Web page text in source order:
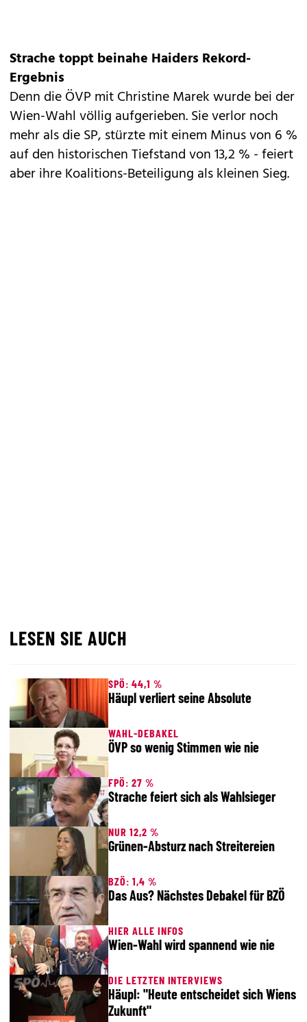
Strache toppt beinahe Haiders Rekord-
Ergebnis
Denn die ÖVP mit Christine Marek wurde bei der
Wien-Wahl völlig aufgerieben. Sie verlor noch
mehr als die SP, stürzte mit einem Minus von 6 %
auf den historischen Tiefstand von 13,2 % - feiert
aber ihre Koalitions-Beteiligung als kleinen Sieg.
LESEN SIE AUCH
SPÖ: 44,1 %
Häupl verliert seine Absolute
WAHL-DEBAKEL
ÖVP so wenig Stimmen wie nie
FPÖ: 27 %
Strache feiert sich als Wahlsieger
NUR 12,2 %
Grünen-Absturz nach Streitereien
BZÖ: 1,4 %
Das Aus? Nächstes Debakel für BZÖ
HIER ALLE INFOS
Wien-Wahl wird spannend wie nie
DIE LETZTEN INTERVIEWS
Häupl: "Heute entscheidet sich Wiens
Zukunft"